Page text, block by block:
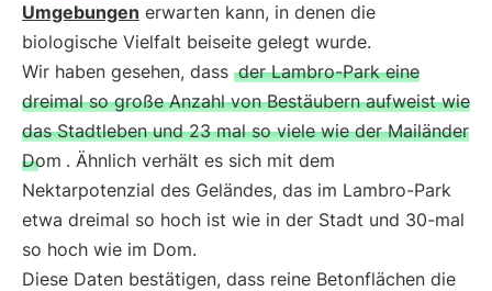
Umgebungen erwarten kann, in denen die
biologische Vielfalt beiseite gelegt wurde.
Wir haben gesehen, dass der Lambro-Park eine
dreimal so große Anzahl von Bestäubern aufweist wie
das Stadtleben und 23 mal so viele wie der Mailänder
Dom . Ähnlich verhält es sich mit dem
Nektarpotenzial des Geländes, das im Lambro-Park
etwa dreimal so hoch ist wie in der Stadt und 30-mal
so hoch wie im Dom.
Diese Daten bestätigen, dass reine Betonflächen die